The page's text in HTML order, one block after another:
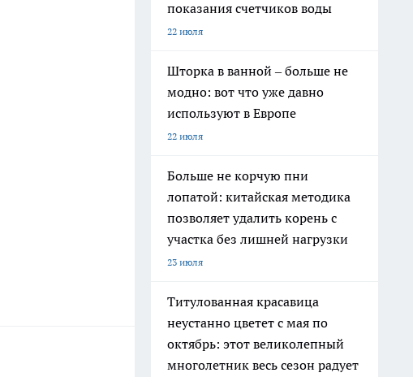
показания счетчиков воды
22 июля
Шторка в ванной – больше не
модно: вот что уже давно
используют в Европе
22 июля
Больше не корчую пни
лопатой: китайская методика
позволяет удалить корень с
участка без лишней нагрузки
23 июля
Титулованная красавица
неустанно цветет с мая по
октябрь: этот великолепный
многолетник весь сезон радует